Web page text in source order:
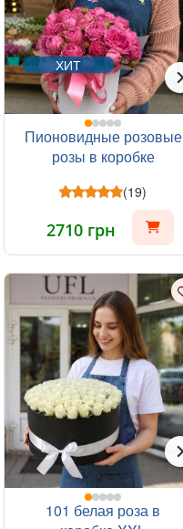
ХИТ
Пионовидные розовые
розы в коробке
(19)
2710 грн
101 белая роза в